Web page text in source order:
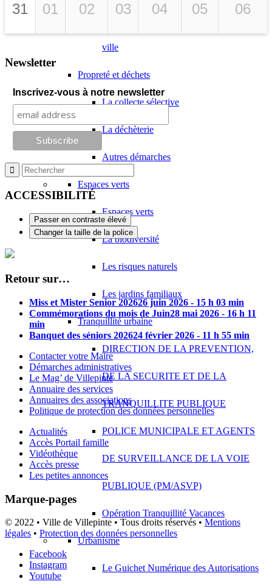
ville
Propreté et déchets
La collecte sélective
La déchèterie
Autres démarches
Espaces verts
Espaces verts
La biodiversité
Les risques naturels
Les jardins familiaux
Tranquillité urbaine
DIRECTION DE LA PREVENTION,
DE LA SECURITE ET DE LA
TRANQUILLITE PUBLIQUE
POLICE MUNICIPALE ET AGENTS
DE SURVEILLANCE DE LA VOIE
PUBLIQUE (PM/ASVP)
Opération Tranquillité Vacances
Urbanisme
Le Guichet Numérique des Autorisations
31 01 02 03 04 05 06
Newsletter
Inscrivez-vous à notre newsletter
ACCESSIBILITÉ
Passer en contraste élevé
Changer la taille de la police
Retour sur…
Miss et Mister Senior 202626 juin 2026 - 15 h 03 min
Commémorations du mois de Juin28 mai 2026 - 16 h 11
min
Banquet des séniors 202624 février 2026 - 11 h 55 min
Contacter votre Maire
Démarches administratives
Le Mag’ de Villepinte
Annuaire des services
Annuaires des associations
Politique de protection des données personnelles
Actualités
Accès Portail famille
Vidéothèque
Accès presse
Les petites annonces
Marque-pages
© 2022 • Ville de Villepinte • Tous droits réservés • Mentions
légales • Protection des données personnelles
Facebook
Instagram
Youtube